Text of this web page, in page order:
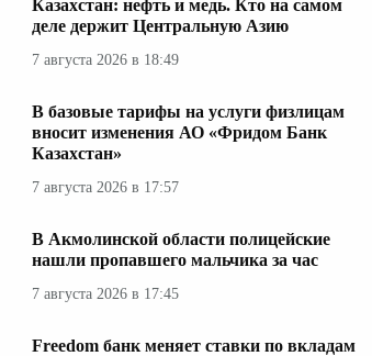
Казахстан: нефть и медь. Кто на самом
деле держит Центральную Азию
7 августа 2026 в 18:49
В базовые тарифы на услуги физлицам
вносит изменения АО «Фридом Банк
Казахстан»
7 августа 2026 в 17:57
В Акмолинской области полицейские
нашли пропавшего мальчика за час
7 августа 2026 в 17:45
Freedom банк меняет ставки по вкладам